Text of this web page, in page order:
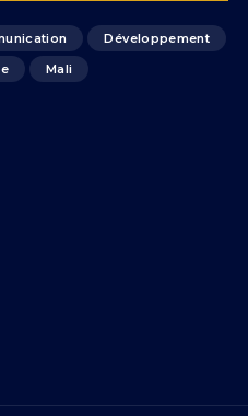
Développement
Mali